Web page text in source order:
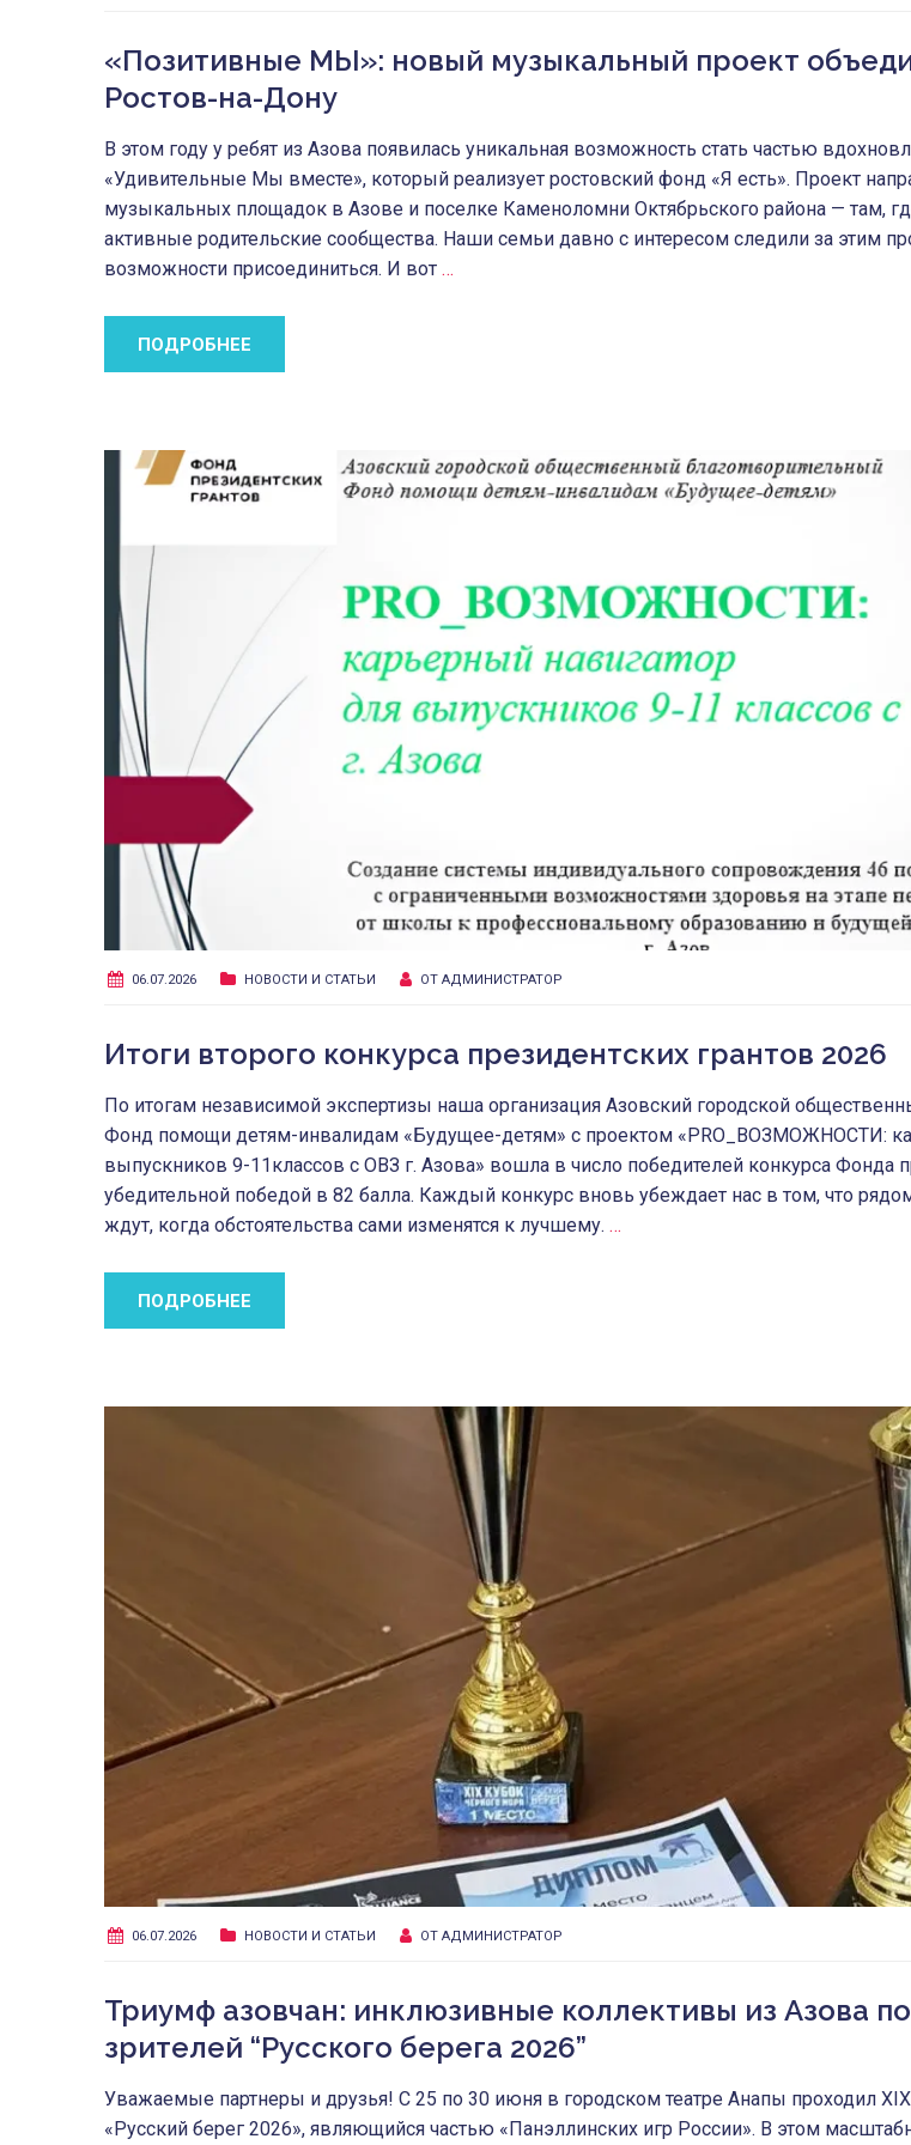
«Позитивные МЫ»: новый музыкальный проект
Ростов-на-Дону
В этом году у ребят из Азова появилась уникальная возможность стать частью
«Удивительные Мы вместе», который реализует ростовский фонд «Я есть». Проект
музыкальных площадок в Азове и поселке Каменоломни Октябрьского района — там,
активные родительские сообщества. Наши семьи давно с интересом следили за этим
возможности присоединиться. И вот …
ПОДРОБНЕЕ
06.07.2026 НОВОСТИ И СТАТЬИ ОТ АДМИНИСТРАТОР
Итоги второго конкурса президентских грантов 2026
По итогам независимой экспертизы наша организация Азовский городской
Фонд помощи детям-инвалидам «Будущее-детям» с проектом «PRO_ВОЗМОЖНОСТИ:
выпускников 9-11классов с ОВЗ г. Азова» вошла в число победителей конкурса Фонда
убедительной победой в 82 балла. Каждый конкурс вновь убеждает нас в том, что
ждут, когда обстоятельства сами изменятся к лучшему. …
ПОДРОБНЕЕ
06.07.2026 НОВОСТИ И СТАТЬИ ОТ АДМИНИСТРАТОР
Триумф азовчан: инклюзивные коллективы из Азова
зрителей “Русского берега 2026”
Уважаемые партнеры и друзья! С 25 по 30 июня в городском театре Анапы проходил
«Русский берег 2026», являющийся частью «Панэллинских игр России». В этом